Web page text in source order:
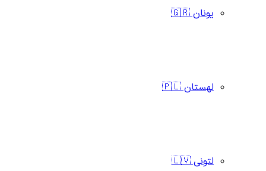
یونان 🇬🇷
لهستان 🇵🇱
لتونی 🇱🇻